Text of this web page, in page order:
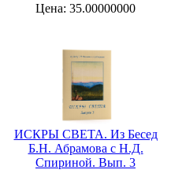
Цена: 35.00000000
ИСКРЫ СВЕТА. Из Бесед
Б.Н. Абрамова с Н.Д.
Спириной. Вып. 3